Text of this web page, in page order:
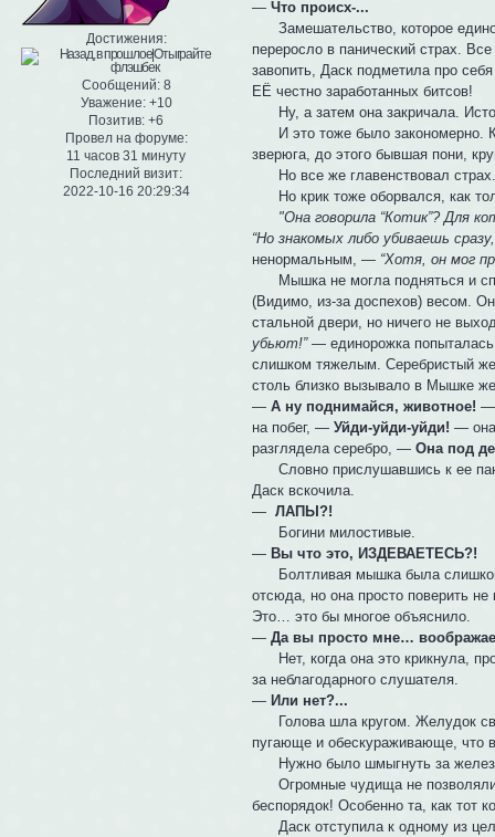
Достижения:
Сообщений:8
Уважение: +10
Позитив: +6
Провел на форуме:
11 часов 31 минуту
Последний визит:
2022-10-16 20:29:34
—Что происх-...
Замешательство, которое
переросло в панический страх.
завопить, Даск подметила про
ЕË честно заработанных битсов!
Ну, а затем она закричала.
И это тоже было закономерно.
зверюга, до этого бывшая пони,
Но все же главенствовал
Но крик тоже оборвался, как
"Она говорила “Котик”? Для
“Но знакомых либо убиваешь
ненормальным, — “Хотя, он мог
Мышка не могла подняться и
(Видимо, из-за доспехов) весом.
стальной двери, но ничего не
убьют!”— единорожка
слишком тяжелым. Серебристый
столь близко вызывало в Мышке
—А ну поднимайся, животное! —
на побег, —Уйди-уйди-уйди! — она
разглядела серебро, —Она под
Словно прислушавшись к ее
Даск вскочила.
—ЛАПЫ?!
Богини милостивые.
— Вы что это, ИЗДЕВАЕТЕСЬ?!
Болтливая мышка была слишком
отсюда, но она просто поверить
Это… это бы многое объяснило.
—Да вы просто мне…
Нет, когда она это крикнула,
за неблагодарного слушателя.
— Или нет?...
Голова шла кругом. Желудок
пугающе и обескураживающе, что
Нужно было шмыгнуть за
Огромные чудища не позволяли
беспорядок! Особенно та, как тот
Даск отступила к одному из